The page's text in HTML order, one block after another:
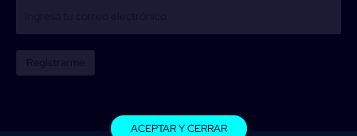
ACEPTAR Y CERRAR